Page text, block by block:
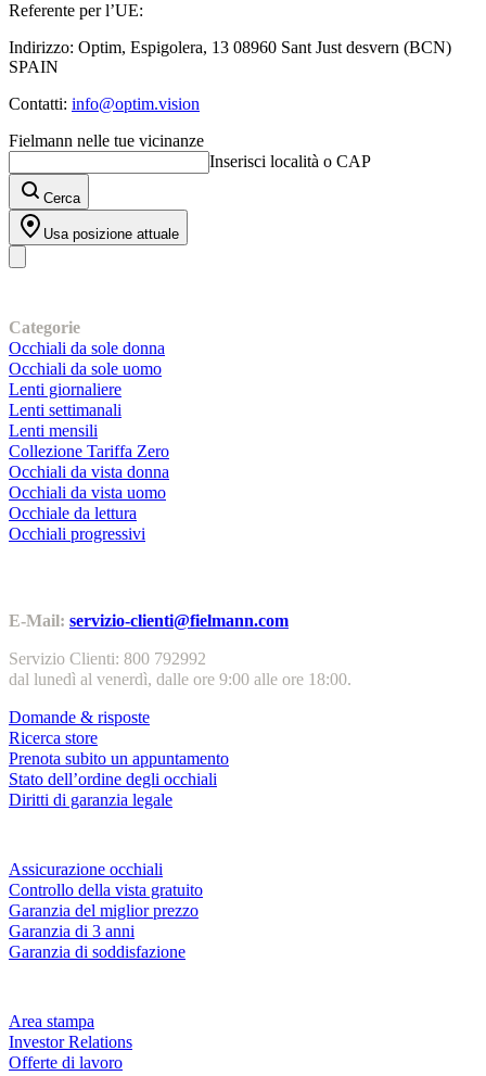
Referente per l’UE:
Indirizzo: Optim, Espigolera, 13 08960 Sant Just desvern (BCN)
SPAIN
Contatti: info@optim.vision
Fielmann nelle tue vicinanze
Inserisci località o CAP
Cerca
Usa posizione attuale
Categorie
Occhiali da sole donna
Occhiali da sole uomo
Lenti giornaliere
Lenti settimanali
Lenti mensili
Collezione Tariffa Zero
Occhiali da vista donna
Occhiali da vista uomo
Occhiale da lettura
Occhiali progressivi
E-Mail: servizio-clienti@fielmann.com
Servizio Clienti: 800 792992
dal lunedì al venerdì, dalle ore 9:00 alle ore 18:00.
Domande & risposte
Ricerca store
Prenota subito un appuntamento
Stato dell’ordine degli occhiali
Diritti di garanzia legale
Assicurazione occhiali
Controllo della vista gratuito
Garanzia del miglior prezzo
Garanzia di 3 anni
Garanzia di soddisfazione
Area stampa
Investor Relations
Offerte di lavoro